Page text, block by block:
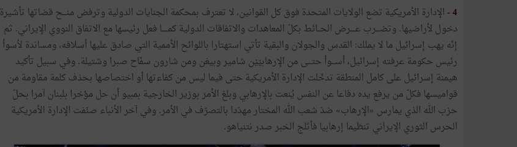
4 - الإدارة الأمريكية تضع الولايات المتحدة فوق كل القوانين، لا تعترف بمحكمة الجنايات الدولية وترفض منـــح قضاتها تأشيرة
دخول لأراضيها. وتضـــرب عــــرض الحــائط بكلّ المعاهدات والاتفاقات الدولية كمـــــا فعل رئيسها مع الاتفاق النووي الإيراني. ثم
إنّه يهب إسرائيل ما لا يملك: القدس والجولان والبقية تأتي استهتارا باللوائح الأممية التي صادق عليها أسلافه، ومساندة لأسوأ
رئيس حكومة عرفته إسرائيل، أســـوأ حتـــى من الإرهابيّيْن شامير وبيغن ومن شارون سفّاح صبرا وشتيلة. وفي سبيل تأكيد
هيمنة إسرائيل على كامل المنطقة تدخّلت الإدارة الأمريكية حتى فيما ليس من كفاءتها أو اختصاصها بحذف كلمة مقاومة من
قواميسها فكلّ من يرفع يده دفاعا عن النفس يُنعت بالإرهابي وبلغ الأمر بوزير الخارجية بمبيو أن حل مؤخرا بلبنان آمرا بحلّ
حزب الله الذي يمارس «الإرهاب» ضدّ شعب الله المختار مهدّدا بالتصرّف في الأمر. وفي آخر الأنباء صنّفت الإدارة الأمريكية
الحرس الثوري الإيراني تنظيما إرهابيا فأثلج الخبر صدر نتنياهو.